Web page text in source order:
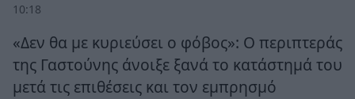
10:18
«Δεν θα με κυριεύσει ο φόβος»: Ο περιπτεράς
της Γαστούνης άνοιξε ξανά το κατάστημά του
μετά τις επιθέσεις και τον εμπρησμό